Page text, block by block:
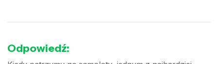
Odpowiedź: